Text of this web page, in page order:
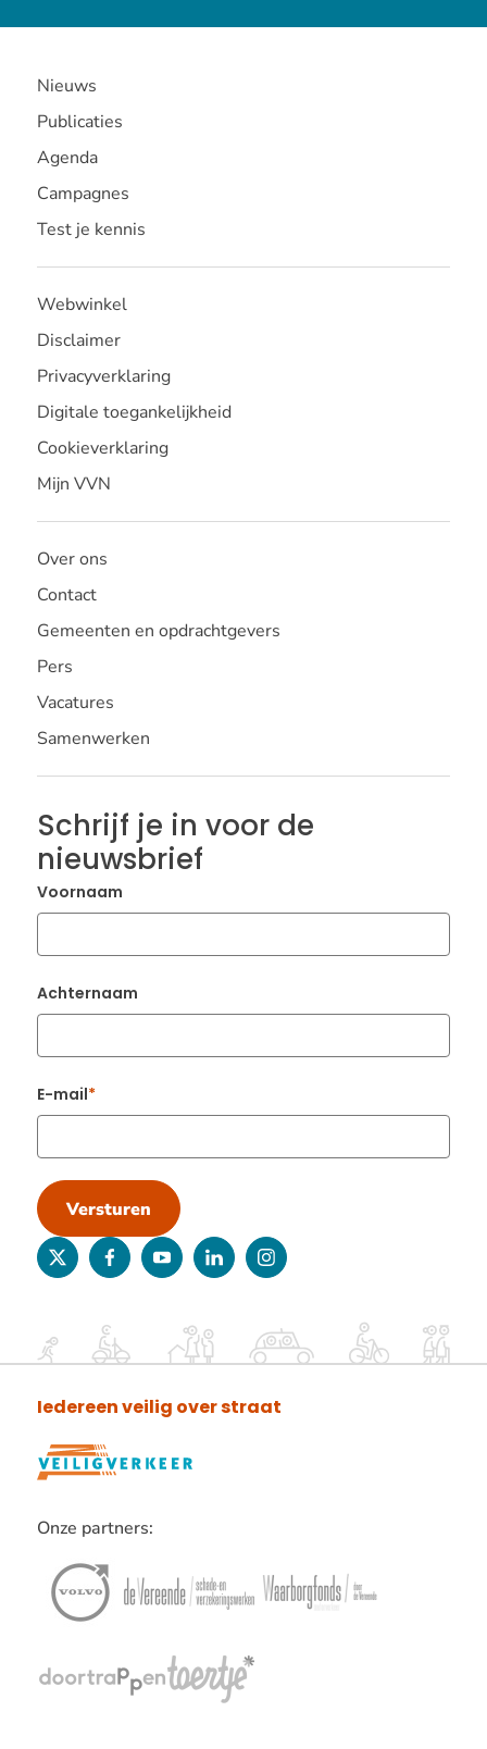
Nieuws
Publicaties
Agenda
Campagnes
Test je kennis
Webwinkel
Disclaimer
Privacyverklaring
Digitale toegankelijkheid
Cookieverklaring
Mijn VVN
Over ons
Contact
Gemeenten en opdrachtgevers
Pers
Vacatures
Samenwerken
Schrijf je in voor de
nieuwsbrief
Voornaam
Achternaam
E-mail
Versturen
twitterfacebookyoutubelinkedininstagram
Iedereen veilig over straat
Onze partners:
Lees
verder
over
partners